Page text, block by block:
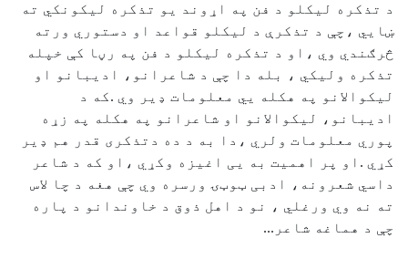
د تذکره لیکلو د فن په اړوند یو تذکره لیکونکي ته
ښايي ،چې د تذکرې د لیکلو قواعد او دستوري ورته
څرګندي وي ،او د تذکره لیکلو د فن په رڼا کې خپله
تذکره ولیکي ، بله دا چې د شاعرانو، ادیبانو او
لیکوالانو په هکله یي معلومات ډیر وي .که د
ادیبانو، لیکوالانو او شاعرانو په هکله په زړه
پوري معلومات ولري ،دا به د ده دتذکری قدر هم ډیر
کړي .او پر اهمیت به یی اغیزه وکړي ،او که د شاعر
داسي شعرونه، ادبی ټوټۍ ورسره وي چې هغه د چا لاس
ته نه وي ورغلي ، نو د اهل ذوق د خاوندانو د پاره
چې د هماغه شاعر...